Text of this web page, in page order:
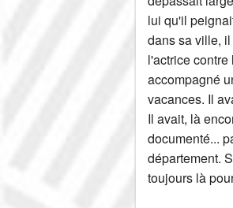
lui qu'il
dans sa ville,
l'actrice
accompagné
vacances. Il
Il avait, là
documenté...
département.
toujours là